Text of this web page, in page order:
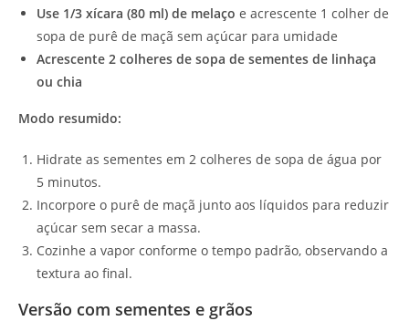
Use 1/3 xícara (80 ml) de melaço e acrescente 1 colher de
sopa de purê de maçã sem açúcar para umidade
Acrescente 2 colheres de sopa de sementes de linhaça
ou chia
Modo resumido:
Hidrate as sementes em 2 colheres de sopa de água por
5 minutos.
Incorpore o purê de maçã junto aos líquidos para reduzir
açúcar sem secar a massa.
Cozinhe a vapor conforme o tempo padrão, observando a
textura ao final.
Versão com sementes e grãos